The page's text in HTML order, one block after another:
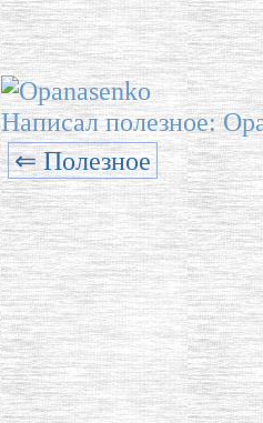
Написал полезное:
⇐ Полезное